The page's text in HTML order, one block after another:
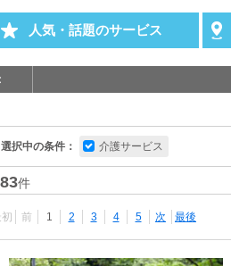
人気・話題のサービス
選択中の条件： 介護サービス
件
初 前 1 2 3 4 5 次 最後